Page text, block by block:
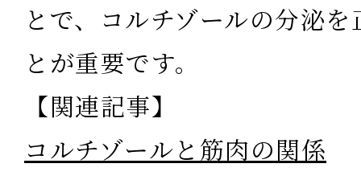
とで、コルチゾールの分泌
とが重要です。
【関連記事】
コルチゾールと筋肉の関係